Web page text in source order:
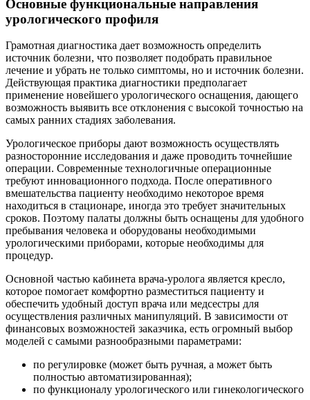
Основные функциональные направления
урологического профиля
Грамотная диагностика дает возможность определить
источник болезни, что позволяет подобрать правильное
лечение и убрать не только симптомы, но и источник болезни.
Действующая практика диагностики предполагает
применение новейшего урологического оснащения, дающего
возможность выявить все отклонения с высокой точностью на
самых ранних стадиях заболевания.
Урологическое приборы дают возможность осуществлять
разносторонние исследования и даже проводить точнейшие
операции. Современные технологичные операционные
требуют инновационного подхода. После оперативного
вмешательства пациенту необходимо некоторое время
находиться в стационаре, иногда это требует значительных
сроков. Поэтому палаты должны быть оснащены для удобного
пребывания человека и оборудованы необходимыми
урологическими приборами, которые необходимы для
процедур.
Основной частью кабинета врача-уролога является кресло,
которое помогает комфортно разместиться пациенту и
обеспечить удобный доступ врача или медсестры для
осуществления различных манипуляций. В зависимости от
финансовых возможностей заказчика, есть огромный выбор
моделей с самыми разнообразными параметрами:
по регулировке (может быть ручная, а может быть
полностью автоматизированная);
по функционалу урологического или гинекологического